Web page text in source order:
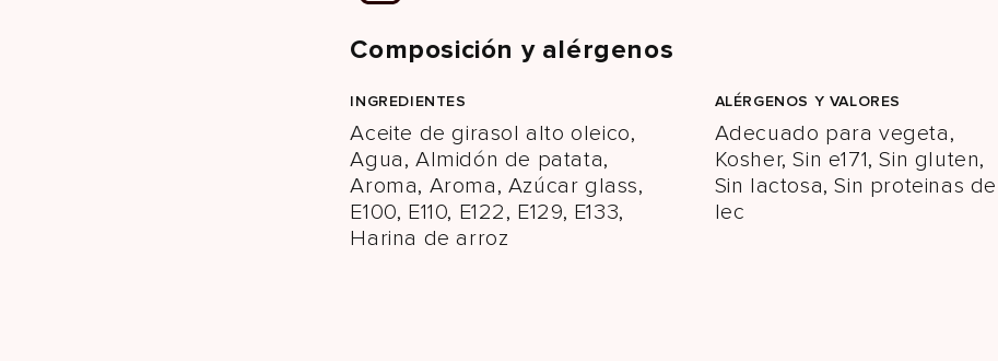
Composición y alérgenos
INGREDIENTES
Aceite de girasol alto oleico,
Agua, Almidón de patata,
Aroma, Aroma, Azúcar glass,
E100, E110, E122, E129, E133,
Harina de arroz
ALÉRGENOS Y VALORES
Adecuado para vegeta,
Kosher, Sin e171, Sin gluten,
Sin lactosa, Sin proteinas de
lec